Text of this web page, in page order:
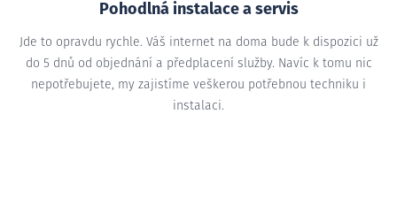
Pohodlná instalace a servis
Jde to opravdu rychle. Váš internet na doma bude k dispozici už
do 5 dnů od objednání a předplacení služby. Navíc k tomu nic
nepotřebujete, my zajistíme veškerou potřebnou techniku i
instalaci.